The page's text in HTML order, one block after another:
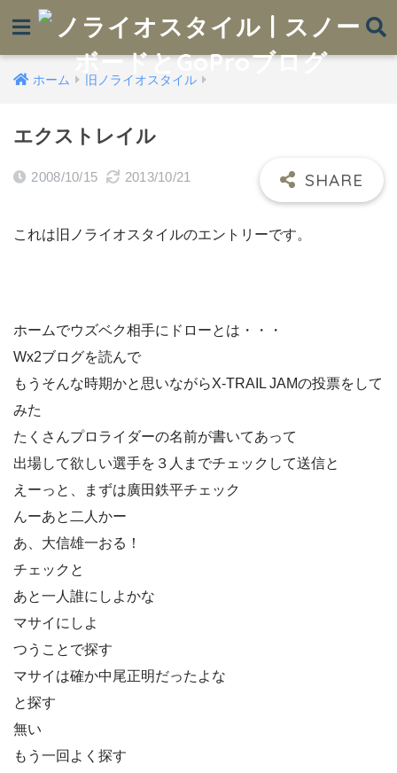
ホーム 旧ノライオスタイル
エクストレイル
2008/10/15 2013/10/21
これは旧ノライオスタイルのエントリーです。
ホームでウズベク相手にドローとは・・・
Wx2ブログを読んで
もうそんな時期かと思いながらX-TRAIL JAMの投票をして
みた
たくさんプロライダーの名前が書いてあって
出場して欲しい選手を３人までチェックして送信と
えーっと、まずは廣田鉄平チェック
んーあと二人かー
あ、大信雄一おる！
チェックと
あと一人誰にしよかな
マサイにしよ
つうことで探す
マサイは確か中尾正明だったよな
と探す
無い
もう一回よく探す